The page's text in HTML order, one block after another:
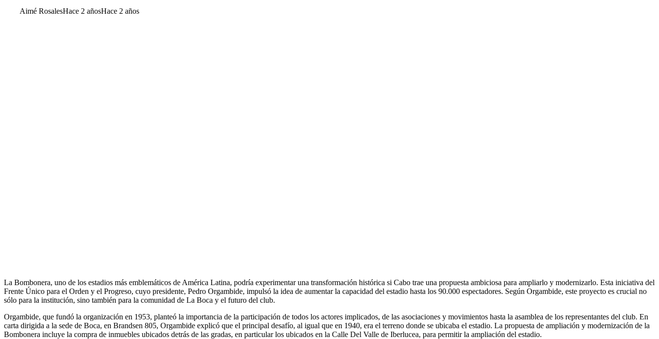
Aimé RosalesHace 2 añosHace 2 años
La Bombonera, uno de los estadios más emblemáticos de América Latina, podría experimentar una transformación histórica si Cabo trae una propuesta ambiciosa para ampliarlo y modernizarlo. Esta iniciativa del
Frente Único para el Orden y el Progreso, cuyo presidente, Pedro Orgambide, impulsó la idea de aumentar la capacidad del estadio hasta los 90.000 espectadores. Según Orgambide, este proyecto es crucial no
sólo para la institución, sino también para la comunidad de La Boca y el futuro del club.
Orgambide, que fundó la organización en 1953, planteó la importancia de la participación de todos los actores implicados, de las asociaciones y movimientos hasta la asamblea de los representantes del club. En
carta dirigida a la sede de Boca, en Brandsen 805, Orgambide explicó que el principal desafío, al igual que en 1940, era el terreno donde se ubicaba el estadio. La propuesta de ampliación y modernización de la
Bombonera incluye la compra de inmuebles ubicados detrás de las gradas, en particular los ubicados en la Calle Del Valle de Iberlucea, para permitir la ampliación del estadio.